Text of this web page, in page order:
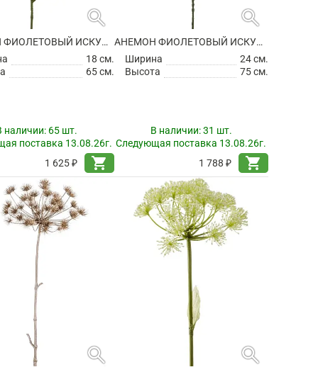
search
АНЕМОН ФИОЛЕТОВЫЙ ИСКУССТВЕННЫЙ
18 см.
65 см.
наличии: 65 шт.
поставка 13.08.26г.
1 625 ₽
shopping_cart
search
АНЕМОН ФИОЛЕТОВЫЙ ИСКУССТВЕННЫЙ
Ширина
24 см.
Высота
75 см.
В наличии:31 шт.
Следующая поставка 13.08.26г.
1 788 ₽
shopping_cart
search search